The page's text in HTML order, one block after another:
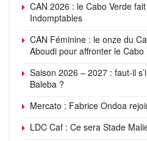
CAN 2026 : le Cabo Verde
Indomptables
CAN Féminine : le onze du
Aboudi pour affronter le Cabo
Saison 2026 – 2027 : faut-il
Baleba ?
Mercato : Fabrice Ondoa
LDC Caf : Ce sera Stade